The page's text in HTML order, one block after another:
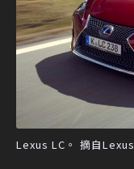
Lexus LC。 摘自Lexus